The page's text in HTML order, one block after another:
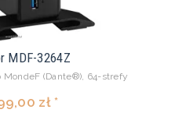
MDF-3264Z
(Dante®), 64-strefy
zł *